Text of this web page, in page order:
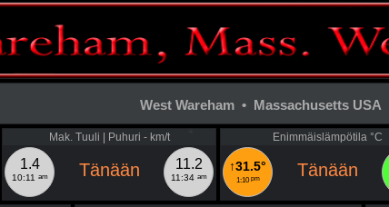
West Wareham • Massachusetts USA
Mak. Tuuli | Puhuri - km/t
1.4
10:11 am
11.2
11:34 am
Tänään
Enimmäislämpötila °C
↑31.5°
1:10pm Tänään